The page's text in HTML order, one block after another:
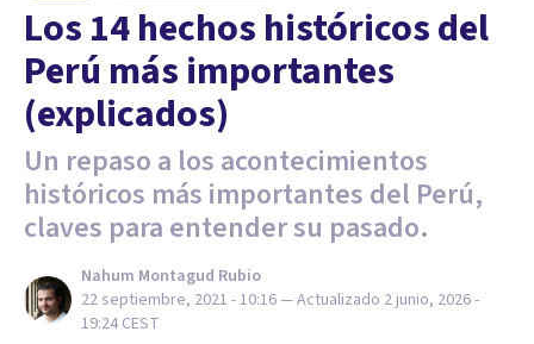
Los 14 hechos históricos del
Perú más importantes
(explicados)
Un repaso a los acontecimientos
históricos más importantes del Perú,
claves para entender su pasado.
Nahum Montagud Rubio
22 septiembre, 2021 - 10:16— Actualizado 2 junio, 2026 -
19:24 CEST